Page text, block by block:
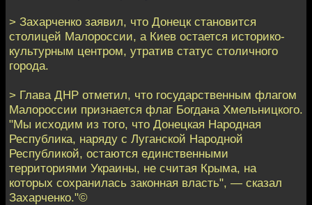
> Захарченко заявил, что Донецк становится
столицей Малороссии, а Киев остается историко-
культурным центром, утратив статус столичного
города.
> Глава ДНР отметил, что государственным флагом
Малороссии признается флаг Богдана Хмельницкого.
"Мы исходим из того, что Донецкая Народная
Республика, наряду с Луганской Народной
Республикой, остаются единственными
территориями Украины, не считая Крыма, на
которых сохранилась законная власть", — сказал
Захарченко."©